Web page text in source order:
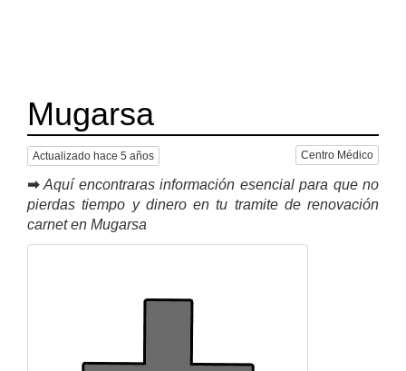
Mugarsa
Actualizado hace 5 años Centro Médico
➡ Aquí encontraras información esencial para que no
pierdas tiempo y dinero en tu tramite de renovación
carnet en Mugarsa